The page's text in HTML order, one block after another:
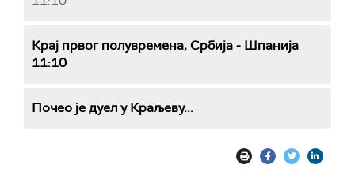
Крај првог полувремена, Србија - Шпанија
11:10
Почео је дуел у Краљеву...